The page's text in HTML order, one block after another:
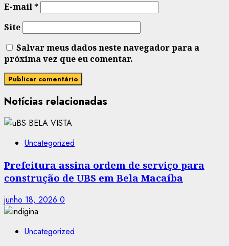
E-mail*
Site
Salvar meus dados neste navegador para a
próxima vez que eu comentar.
Notícias relacionadas
Uncategorized
Prefeitura assina ordem de serviço para
construção de UBS em Bela Macaíba
junho 18, 2026 0
Uncategorized